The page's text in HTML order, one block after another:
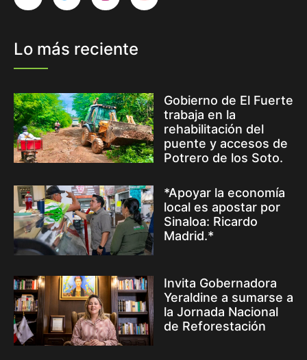
Lo más reciente
Gobierno de El Fuerte
trabaja en la
rehabilitación del
puente y accesos de
Potrero de los Soto.
*Apoyar la economía
local es apostar por
Sinaloa: Ricardo
Madrid.*
Invita Gobernadora
Yeraldine a sumarse a
la Jornada Nacional
de Reforestación